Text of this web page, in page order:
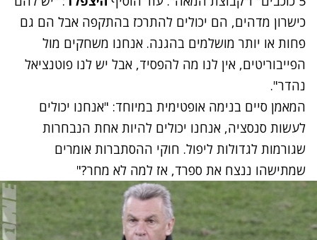
כישרון מדהים, הם יכולים להתרכז בהתקפה אבל הם גם
פחות או יותר מושלמים בהגנה. אנחנו משחקים מול
הפייבוריטים, אין לנו מה להפסיד, אבל יש לנו פוטנציאל
נהדר".
המאמן סיים בנימה אופטימית במיוחד: "אנחנו יכולים
לעשות סנסציה, אנחנו יכולים להיות אחת הנבחרות
שגורמות לגדולות ליפול. חוקי ההסתברות אומרים
שמתישהו ננצח את ספרד, אז למה לא מחר?"